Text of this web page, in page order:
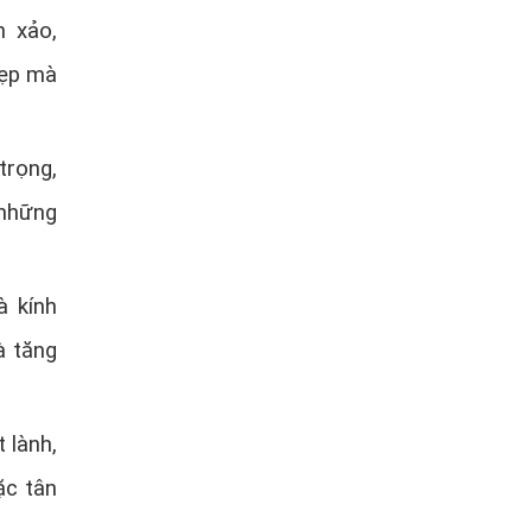
xảo,
mà
kính
tăng
lành,
tân